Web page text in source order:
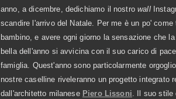
anno, a dicembre, dedichiamo il nostrowall
scandire l'arrivo del Natale. Per me è un po' come
bambino, e avere ogni giorno la sensazione che
bella dell'anno si avvicina con il suo carico di
famiglia. Quest'anno sono particolarmente
nostre caselline riveleranno un progetto integrato
dall'architetto milanese Piero Lissoni. Il suo stile